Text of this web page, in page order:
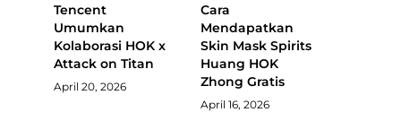
Tencent
Umumkan
Kolaborasi HOK x
Attack on Titan
April 20, 2026
Cara
Mendapatkan
Skin Mask Spirits
Huang HOK
Zhong Gratis
April 16, 2026